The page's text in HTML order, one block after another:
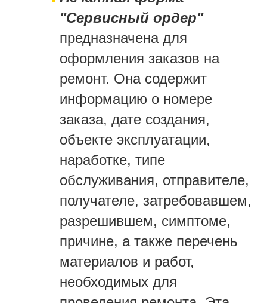
"Сервисный ордер"
предназначена для
оформления заказов на
ремонт. Она содержит
информацию о номере
заказа, дате создания,
объекте эксплуатации,
наработке, типе
обслуживания, отправителе,
получателе, затребовавшем,
разрешившем, симптоме,
причине, а также перечень
материалов и работ,
необходимых для